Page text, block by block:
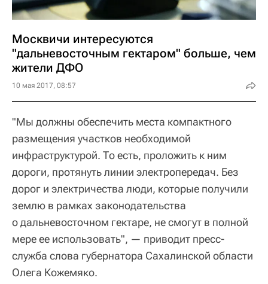
Москвичи интересуются
"дальневосточным гектаром" больше, чем
жители ДФО
10 мая 2017, 08:57
"Мы должны обеспечить места компактного
размещения участков необходимой
инфраструктурой. То есть, проложить к ним
дороги, протянуть линии электропередач. Без
дорог и электричества люди, которые получили
землю в рамках законодательства
о дальневосточном гектаре, не смогут в полной
мере ее использовать", — приводит пресс-
служба слова губернатора Сахалинской области
Олега Кожемяко.